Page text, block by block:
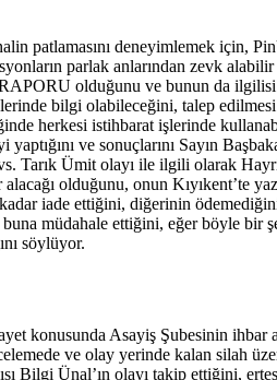
patlamasını deneyimlemek için,
parlak anlarından zevk alabilir
olduğunu ve bunun da
bilgi olabileceğini, talep
herkesi istihbarat işlerinde
ve sonuçlarını Sayın
Tarık Ümit olayı ile ilgili olarak
olduğunu, onun Kıyıkent’te
iade ettiğini, diğerinin
müdahale ettiğini, eğer böyle
söylüyor.
konusunda Asayiş Şubesinin ihbar
ve olay yerinde kalan silah
Bilgi Ünal’ın olayı takip ettiğini,